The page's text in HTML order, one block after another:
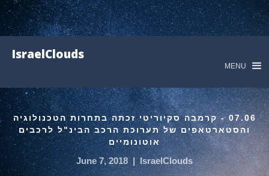
IsraelClouds
MENU
07.06 - קרמבה סקיוריטי זכתה בתחרות הטכנולוגיה
והסטארטאפים של תערוכת הרכב הבינ"ל לרכבים
אוטונומיים
IsraelClouds
|
June 7, 2018